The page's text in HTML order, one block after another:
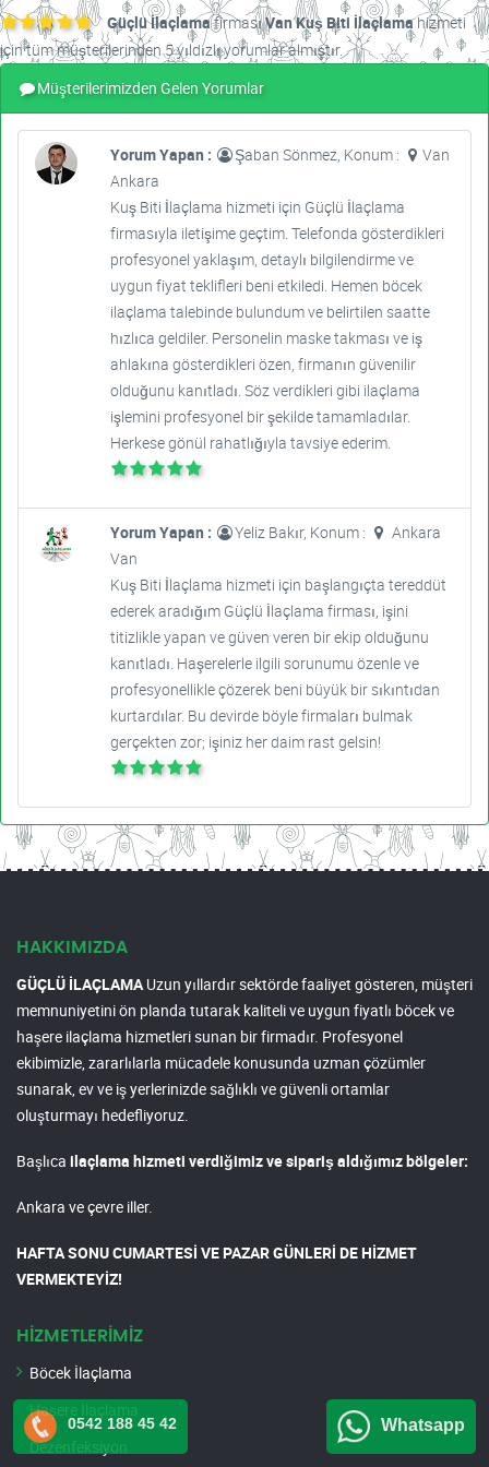
Güçlü İlaçlamafirmasıVan Kuş Biti İlaçlamahizmeti
için tüm müşterilerinden 5 yıldızlı yorumlar almıştır.
Müşterilerimizden Gelen Yorumlar
Yorum Yapan : Şaban Sönmez, Konum :
Van
Ankara
Kuş Biti İlaçlama hizmeti için Güçlü İlaçlama
firmasıyla iletişime geçtim. Telefonda gösterdikleri
profesyonel yaklaşım, detaylı bilgilendirme ve
uygun fiyat teklifleri beni etkiledi. Hemen böcek
ilaçlama talebinde bulundum ve belirtilen saatte
hızlıca geldiler. Personelin maske takması ve iş
ahlakına gösterdikleri özen, firmanın güvenilir
olduğunu kanıtladı. Söz verdikleri gibi ilaçlama
işlemini profesyonel bir şekilde tamamladılar.
Herkese gönül rahatlığıyla tavsiye ederim.
Yorum Yapan : Yeliz Bakır, Konum :
Ankara
Van
Kuş Biti İlaçlama hizmeti için başlangıçta tereddüt
ederek aradığım Güçlü İlaçlama firması, işini
titizlikle yapan ve güven veren bir ekip olduğunu
kanıtladı. Haşerelerle ilgili sorunumu özenle ve
profesyonellikle çözerek beni büyük bir sıkıntıdan
kurtardılar. Bu devirde böyle firmaları bulmak
gerçekten zor; işiniz her daim rast gelsin!
HAKKIMIZDA
GÜÇLÜ İLAÇLAMAUzun yıllardır sektörde faaliyet gösteren, müşteri
memnuniyetini ön planda tutarak kaliteli ve uygun fiyatlı böcek ve
haşere ilaçlama hizmetleri sunan bir firmadır. Profesyonel
ekibimizle, zararlılarla mücadele konusunda uzman çözümler
sunarak, ev ve iş yerlerinizde sağlıklı ve güvenli ortamlar
oluşturmayı hedefliyoruz.
Başlıca ilaçlama hizmeti verdiğimiz ve sipariş aldığımız bölgeler:
Ankara ve çevre iller.
HAFTA SONU CUMARTESİ VE PAZAR GÜNLERİ DE HİZMET
VERMEKTEYİZ!
HİZMETLERİMİZ
Böcek İlaçlama
Haşere İlaçlama
Dezenfeksiyon
0542 188 45 42 Whatsapp